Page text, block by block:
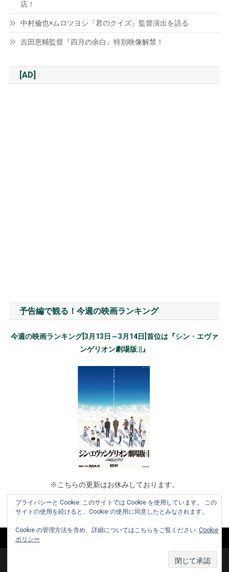
店！
中村倫也×ムロツヨシ『君のクイズ』監督演出を語る
吉田恵輔監督『四月の余白』特別映像解禁！
[AD]
予告編で観る！今週の映画ランキング
今週の映画ランキング[3月13日～3月14日]首位は『シン・エヴァ
ンゲリオン劇場版:||』
※こちらの更新はお休みしております。
Copyright © 2010-2026 www.cinemaniera.com All Rights Reserved.|
運営会社
プライバシーと Cookie: このサイトでは Cookie を使用しています。 この
サイトの使用を続けると、Cookie の使用に同意したとみなされます。
Cookie の管理方法を含め、詳細についてはこちらをご覧ください: Cookie
ポリシー